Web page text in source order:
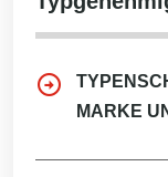
MARKE